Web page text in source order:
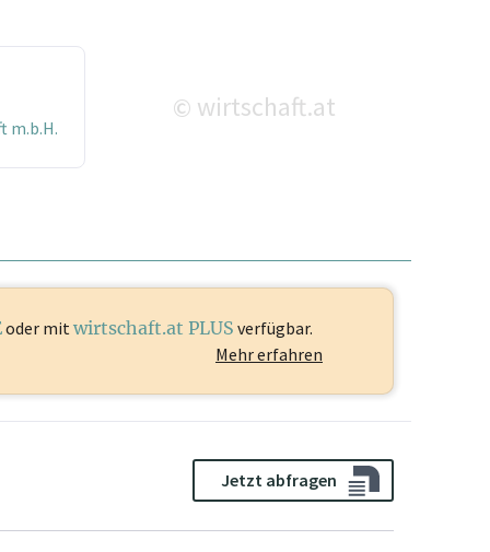
m.b.H.
© wirtschaft.at
oder mit wirtschaft.at PLUS verfügbar.
Mehr erfahren
Jetzt abfragen